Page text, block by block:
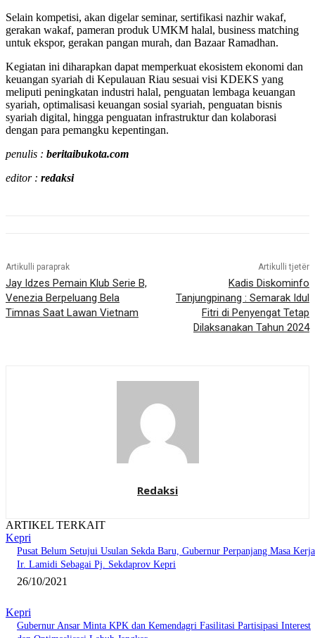
Selain kompetisi, akan digelar seminar, sertifikasi nazhir wakaf,
gerakan wakaf, pameran produk UMKM halal, business matching
untuk ekspor, gerakan pangan murah, dan Bazaar Ramadhan.
Kegiatan ini diharapkan dapat memperkuat ekosistem ekonomi dan
keuangan syariah di Kepulauan Riau sesuai visi KDEKS yang
meliputi peningkatan industri halal, penguatan lembaga keuangan
syariah, optimalisasi keuangan sosial syariah, penguatan bisnis
syariah digital, hingga penguatan infrastruktur dan kolaborasi
dengan para pemangku kepentingan.
penulis : beritaibukota.com
editor : redaksi
Artikulli paraprak
Jay Idzes Pemain Klub Serie B,
Venezia Berpeluang Bela
Timnas Saat Lawan Vietnam
Artikulli tjetër
Kadis Diskominfo
Tanjungpinang : Semarak Idul
Fitri di Penyengat Tetap
Dilaksanakan Tahun 2024
Redaksi
ARTIKEL TERKAIT
Kepri
Pusat Belum Setujui Usulan Sekda Baru, Gubernur Perpanjang Masa Kerja
Ir. Lamidi Sebagai Pj. Sekdaprov Kepri
26/10/2021
Kepri
Gubernur Ansar Minta KPK dan Kemendagri Fasilitasi Partisipasi Interest